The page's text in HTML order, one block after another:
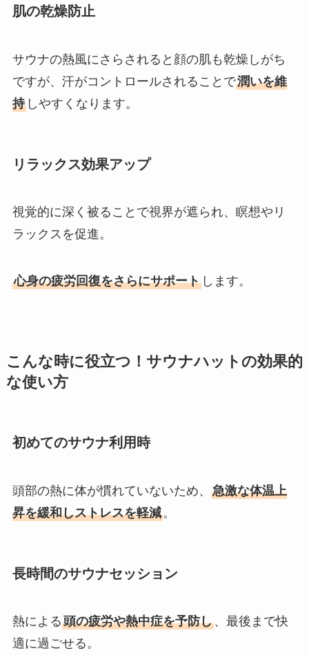
肌の乾燥防止
サウナの熱風にさらされると顔の肌も乾燥しがち
ですが、汗がコントロールされることで潤いを維
持しやすくなります。
リラックス効果アップ
視覚的に深く被ることで視界が遮られ、瞑想やリ
ラックスを促進。
心身の疲労回復をさらにサポートします。
こんな時に役立つ！サウナハットの効果的
な使い方
初めてのサウナ利用時
頭部の熱に体が慣れていないため、 急激な体温上
昇を緩和しストレスを軽減。
長時間のサウナセッション
熱による頭の疲労や熱中症を予防し、最後まで快
適に過ごせる。